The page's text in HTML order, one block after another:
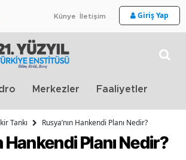
Künye İletişim Giriş Yap
Merkezler Faaliyetler
Tankı Rusya’nın Hankendi Planı Nedir?
Hankendi Planı Nedir?